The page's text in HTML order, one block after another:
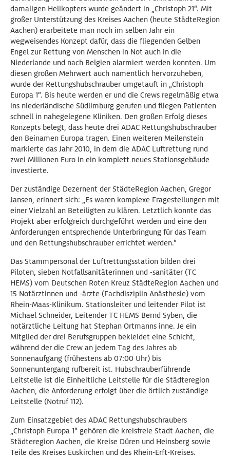
damaligen Helikopters wurde geändert in „Christoph 21“. Mit
großer Unterstützung des Kreises Aachen (heute StädteRegion
Aachen) erarbeitete man noch im selben Jahr ein
wegweisendes Konzept dafür, dass die fliegenden Gelben
Engel zur Rettung von Menschen in Not auch in die
Niederlande und nach Belgien alarmiert werden konnten. Um
diesen großen Mehrwert auch namentlich hervorzuheben,
wurde der Rettungshubschrauber umgetauft in „Christoph
Europa 1“. Bis heute werden er und die Crews regelmäßig etwa
ins niederländische Südlimburg gerufen und fliegen Patienten
schnell in nahegelegene Kliniken. Den großen Erfolg dieses
Konzepts belegt, dass heute drei ADAC Rettungshubschrauber
den Beinamen Europa tragen. Einen weiteren Meilenstein
markierte das Jahr 2010, in dem die ADAC Luftrettung rund
zwei Millionen Euro in ein komplett neues Stationsgebäude
investierte.
Der zuständige Dezernent der StädteRegion Aachen, Gregor
Jansen, erinnert sich: „Es waren komplexe Fragestellungen mit
einer Vielzahl an Beteiligten zu klären. Letztlich konnte das
Projekt aber erfolgreich durchgeführt werden und eine den
Anforderungen entsprechende Unterbringung für das Team
und den Rettungshubschrauber errichtet werden.“
Das Stammpersonal der Luftrettungsstation bilden drei
Piloten, sieben Notfallsanitäterinnen und -sanitäter (TC
HEMS) vom Deutschen Roten Kreuz StädteRegion Aachen und
15 Notärztinnen und -ärzte (Fachdisziplin Anästhesie) vom
Rhein-Maas-Klinikum. Stationsleiter und leitender Pilot ist
Michael Schneider, Leitender TC HEMS Bernd Syben, die
notärztliche Leitung hat Stephan Ortmanns inne. Je ein
Mitglied der drei Berufsgruppen bekleidet eine Schicht,
während der die Crew an jedem Tag des Jahres ab
Sonnenaufgang (frühestens ab 07:00 Uhr) bis
Sonnenuntergang rufbereit ist. Hubschrauberführende
Leitstelle ist die Einheitliche Leitstelle für die Städteregion
Aachen, die Anforderung erfolgt über die örtlich zuständige
Leitstelle (Notruf 112).
Zum Einsatzgebiet des ADAC Rettungshubschraubers
„Christoph Europa 1“ gehören die kreisfreie Stadt Aachen, die
Städteregion Aachen, die Kreise Düren und Heinsberg sowie
Teile des Kreises Euskirchen und des Rhein-Erft-Kreises.